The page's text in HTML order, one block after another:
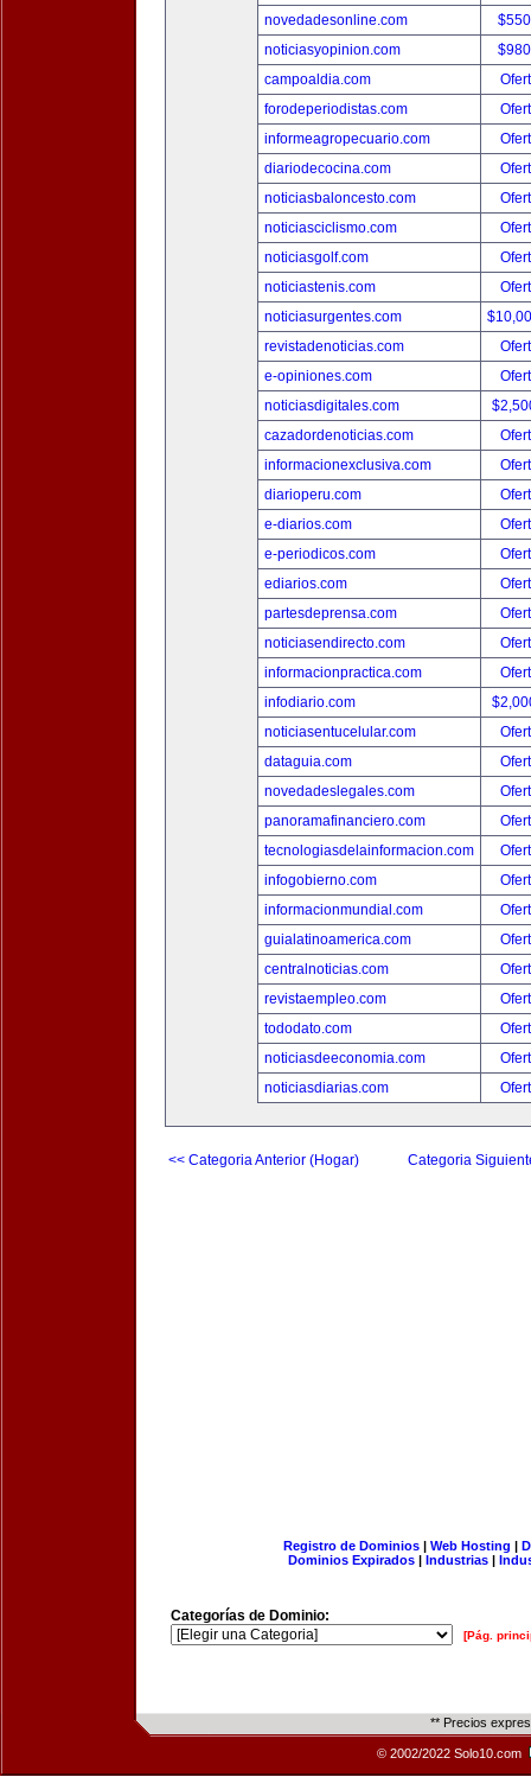
novedadesonline.com
noticiasyopinion.com
campoaldia.com
forodeperiodistas.com
informeagropecuario.com
diariodecocina.com
noticiasbaloncesto.com
noticiasciclismo.com
noticiasgolf.com
noticiastenis.com
noticiasurgentes.com
revistadenoticias.com
e-opiniones.com
noticiasdigitales.com
cazadordenoticias.com
informacionexclusiva.com
diarioperu.com
e-diarios.com
e-periodicos.com
ediarios.com
partesdeprensa.com
noticiasendirecto.com
informacionpractica.com
infodiario.com
noticiasentucelular.com
dataguia.com
novedadeslegales.com
panoramafinanciero.com
tecnologiasdelainformacion.com
infogobierno.com
informacionmundial.com
guialatinoamerica.com
centralnoticias.com
revistaempleo.com
tododato.com
noticiasdeeconomia.com
noticiasdiarias.com
<< Categoria Anterior (Hogar) Categoria
Registro de Dominios| Web Hosting |
Dominios Expirados | Industrias |
Categorías de Dominio:
[Pág.
** Precios
© 2002/2022 Solo10.com